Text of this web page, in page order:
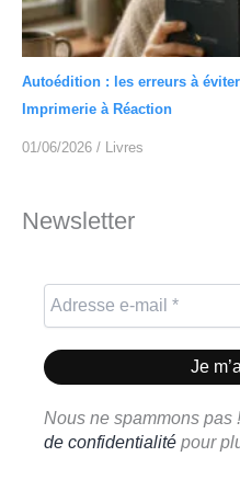
Autoédition : les erreurs à
Imprimerie à Réaction
01/06/2026 / Livres
Newsletter
Nous ne spammons pas
de confidentialité pour